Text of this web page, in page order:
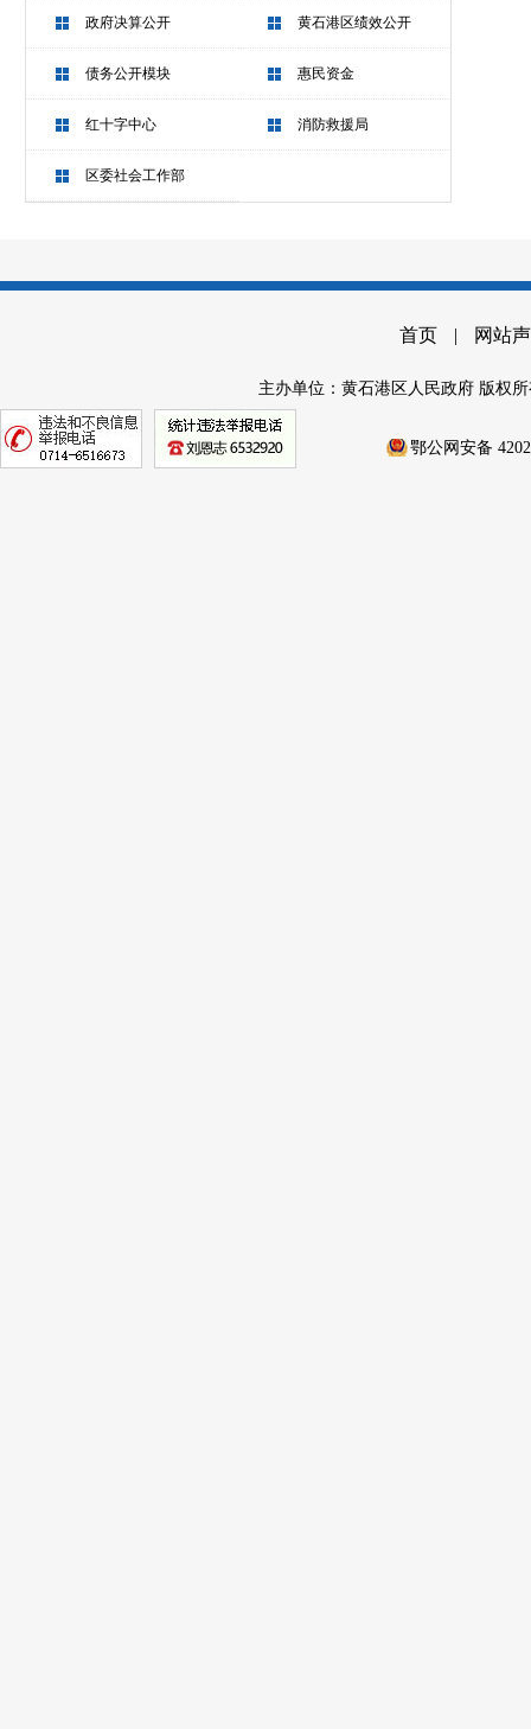
政府决算公开 黄石港区绩效公开
债务公开模块 惠民资金
红十字中心 消防救援局
区委社会工作部
首页 | 网站
主办单位：黄石港区人民政府 版权
鄂公网安备